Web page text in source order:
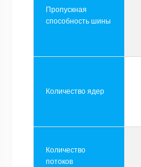
Пропускная
способность шины
Количество ядер
Количество
потоков